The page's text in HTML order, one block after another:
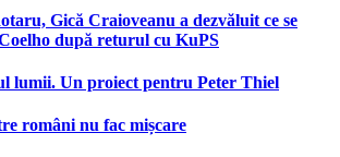
Gică Craioveanu a dezvăluit ce se
după returul cu KuPS
lumii. Un proiect pentru Peter Thiel
români nu fac mișcare